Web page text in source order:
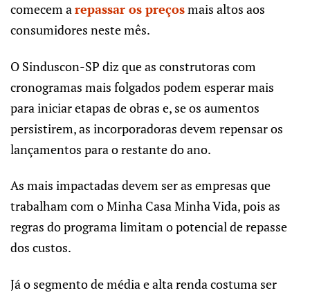
comecem arepassar os preçosmais altos aos
consumidores neste mês.
O Sinduscon-SP diz que as construtoras com
cronogramas mais folgados podem esperar mais
para iniciar etapas de obras e, se os aumentos
persistirem, as incorporadoras devem repensar os
lançamentos para o restante do ano.
As mais impactadas devem ser as empresas que
trabalham com o Minha Casa Minha Vida, pois as
regras do programa limitam o potencial de repasse
dos custos.
Já o segmento de média e alta renda costuma ser